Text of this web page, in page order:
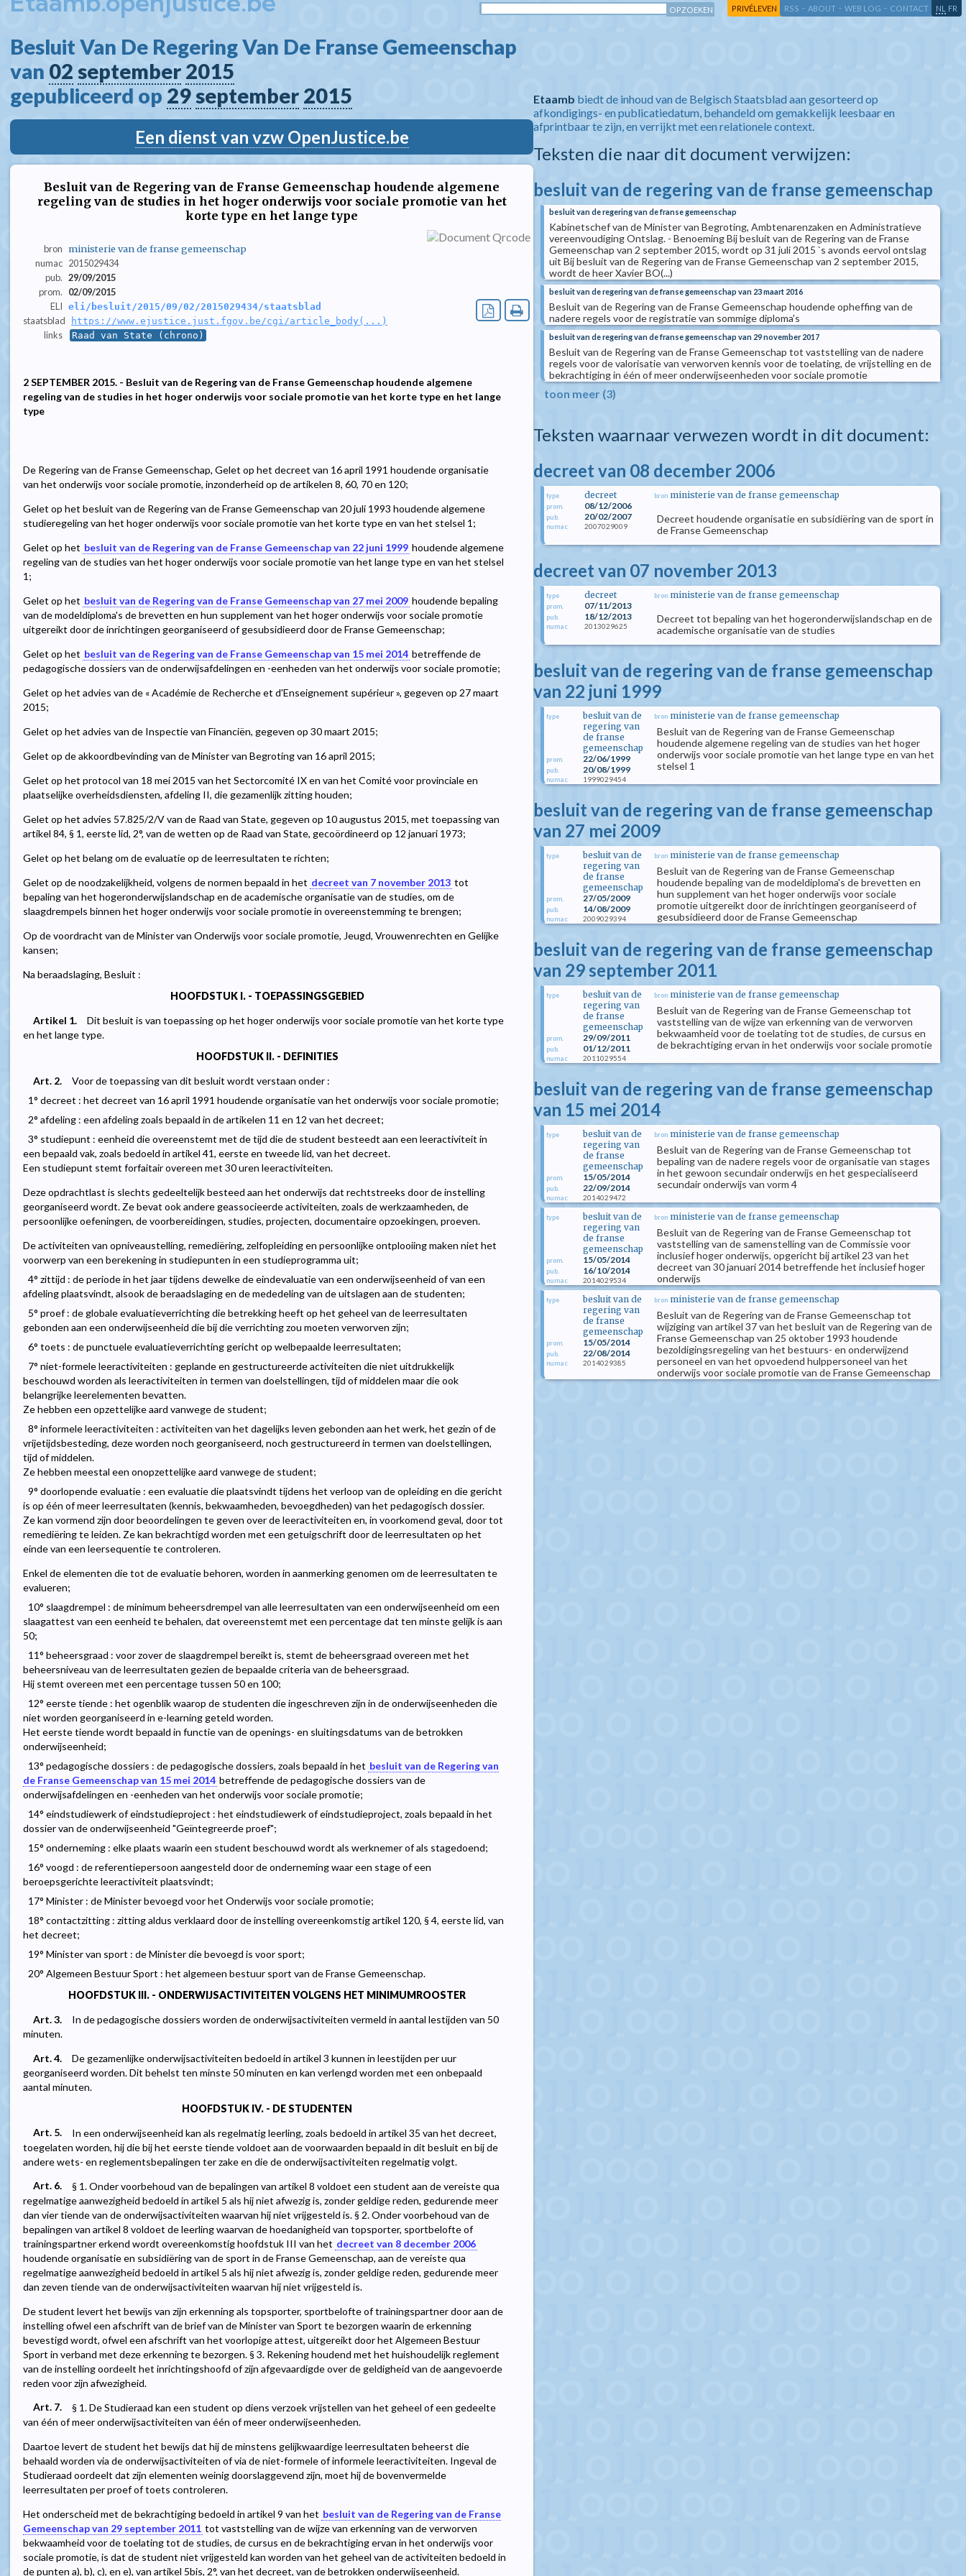
PRIVÉLEVEN RSS - ABOUT - WEB LOG - CONTACT NL FR
Besluit Van De Regering Van De Franse Gemeenschap
van 02 september 2015
gepubliceerd op 29september 2015
Een dienst van vzw OpenJustice.be
Besluit van de Regering van de Franse Gemeenschap houdende algemene
regeling van de studies in het hoger onderwijs voor sociale promotie van het
korte type en het lange type
bron ministerie van de franse gemeenschap
numac 2015029434
pub. 29/09/2015
prom.
02/09/2015
ELI eli/besluit/2015/09/02/2015029434/staatsblad
staatsblad https://www.ejustice.just.fgov.be/cgi/article_body(...)
links Raad van State (chrono)
2 SEPTEMBER 2015. - Besluit van de Regering van de Franse Gemeenschap houdende algemene
regeling van de studies in het hoger onderwijs voor sociale promotie van het korte type en het lange
type
De Regering van de Franse Gemeenschap, Gelet op het decreet van 16 april 1991 houdende organisatie
van het onderwijs voor sociale promotie, inzonderheid op de artikelen 8, 60, 70 en 120;
Gelet op het besluit van de Regering van de Franse Gemeenschap van 20 juli 1993 houdende algemene
studieregeling van het hoger onderwijs voor sociale promotie van het korte type en van het stelsel 1;
Gelet op het besluit van de Regering van de Franse Gemeenschap van 22 juni 1999 houdende algemene
regeling van de studies van het hoger onderwijs voor sociale promotie van het lange type en van het stelsel
1;
Gelet op het besluit van de Regering van de Franse Gemeenschap van 27 mei 2009 houdende bepaling
van de modeldiploma's de brevetten en hun supplement van het hoger onderwijs voor sociale promotie
uitgereikt door de inrichtingen georganiseerd of gesubsidieerd door de Franse Gemeenschap;
Gelet op het besluit van de Regering van de Franse Gemeenschap van 15 mei 2014 betreffende de
pedagogische dossiers van de onderwijsafdelingen en -eenheden van het onderwijs voor sociale promotie;
Gelet op het advies van de « Académie de Recherche et d'Enseignement supérieur », gegeven op 27 maart
2015;
Gelet op het advies van de Inspectie van Financiën, gegeven op 30 maart 2015;
Gelet op de akkoordbevinding van de Minister van Begroting van 16 april 2015;
Gelet op het protocol van 18 mei 2015 van het Sectorcomité IX en van het Comité voor provinciale en
plaatselijke overheidsdiensten, afdeling II, die gezamenlijk zitting houden;
Gelet op het advies 57.825/2/V van de Raad van State, gegeven op 10 augustus 2015, met toepassing van
artikel 84, § 1, eerste lid, 2°, van de wetten op de Raad van State, gecoördineerd op 12 januari 1973;
Gelet op het belang om de evaluatie op de leerresultaten te richten;
Gelet op de noodzakelijkheid, volgens de normen bepaald in het decreet van 7 november 2013 tot
bepaling van het hogeronderwijslandschap en de academische organisatie van de studies, om de
slaagdrempels binnen het hoger onderwijs voor sociale promotie in overeenstemming te brengen;
Op de voordracht van de Minister van Onderwijs voor sociale promotie, Jeugd, Vrouwenrechten en Gelijke
kansen;
Na beraadslaging, Besluit :
HOOFDSTUK I. - TOEPASSINGSGEBIED
Artikel 1.
Dit besluit is van toepassing op het hoger onderwijs voor sociale promotie van het korte type
en het lange type.
HOOFDSTUK II. - DEFINITIES
Art. 2.
Voor de toepassing van dit besluit wordt verstaan onder :
1° decreet : het decreet van 16 april 1991 houdende organisatie van het onderwijs voor sociale promotie;
2° afdeling : een afdeling zoals bepaald in de artikelen 11 en 12 van het decreet;
3° studiepunt : eenheid die overeenstemt met de tijd die de student besteedt aan een leeractiviteit in
een bepaald vak, zoals bedoeld in artikel 41, eerste en tweede lid, van het decreet.
Een studiepunt stemt forfaitair overeen met 30 uren leeractiviteiten.
Deze opdrachtlast is slechts gedeeltelijk besteed aan het onderwijs dat rechtstreeks door de instelling
georganiseerd wordt. Ze bevat ook andere geassocieerde activiteiten, zoals de werkzaamheden, de
persoonlijke oefeningen, de voorbereidingen, studies, projecten, documentaire opzoekingen, proeven.
De activiteiten van opniveaustelling, remediëring, zelfopleiding en persoonlijke ontplooiing maken niet het
voorwerp van een berekening in studiepunten in een studieprogramma uit;
4° zittijd : de periode in het jaar tijdens dewelke de eindevaluatie van een onderwijseenheid of van een
afdeling plaatsvindt, alsook de beraadslaging en de mededeling van de uitslagen aan de studenten;
5° proef : de globale evaluatieverrichting die betrekking heeft op het geheel van de leerresultaten
gebonden aan een onderwijseenheid die bij die verrichting zou moeten verworven zijn;
6° toets : de punctuele evaluatieverrichting gericht op welbepaalde leerresultaten;
7° niet-formele leeractiviteiten : geplande en gestructureerde activiteiten die niet uitdrukkelijk
beschouwd worden als leeractiviteiten in termen van doelstellingen, tijd of middelen maar die ook
belangrijke leerelementen bevatten.
Ze hebben een opzettelijke aard vanwege de student;
8° informele leeractiviteiten : activiteiten van het dagelijks leven gebonden aan het werk, het gezin of de
vrijetijdsbesteding, deze worden noch georganiseerd, noch gestructureerd in termen van doelstellingen,
tijd of middelen.
Ze hebben meestal een onopzettelijke aard vanwege de student;
9° doorlopende evaluatie : een evaluatie die plaatsvindt tijdens het verloop van de opleiding en die gericht
is op één of meer leerresultaten (kennis, bekwaamheden, bevoegdheden) van het pedagogisch dossier.
Ze kan vormend zijn door beoordelingen te geven over de leeractiviteiten en, in voorkomend geval, door tot
remediëring te leiden. Ze kan bekrachtigd worden met een getuigschrift door de leerresultaten op het
einde van een leersequentie te controleren.
Enkel de elementen die tot de evaluatie behoren, worden in aanmerking genomen om de leerresultaten te
evalueren;
10° slaagdrempel : de minimum beheersdrempel van alle leerresultaten van een onderwijseenheid om een
slaagattest van een eenheid te behalen, dat overeenstemt met een percentage dat ten minste gelijk is aan
50;
11° beheersgraad : voor zover de slaagdrempel bereikt is, stemt de beheersgraad overeen met het
beheersniveau van de leerresultaten gezien de bepaalde criteria van de beheersgraad.
Hij stemt overeen met een percentage tussen 50 en 100;
12° eerste tiende : het ogenblik waarop de studenten die ingeschreven zijn in de onderwijseenheden die
niet worden georganiseerd in e-learning geteld worden.
Het eerste tiende wordt bepaald in functie van de openings- en sluitingsdatums van de betrokken
onderwijseenheid;
13° pedagogische dossiers : de pedagogische dossiers, zoals bepaald in het besluit van de Regering van
de Franse Gemeenschap van 15 mei 2014 betreffende de pedagogische dossiers van de
onderwijsafdelingen en -eenheden van het onderwijs voor sociale promotie;
14° eindstudiewerk of eindstudieproject : het eindstudiewerk of eindstudieproject, zoals bepaald in het
dossier van de onderwijseenheid "Geïntegreerde proef";
15° onderneming : elke plaats waarin een student beschouwd wordt als werknemer of als stagedoend;
16° voogd : de referentiepersoon aangesteld door de onderneming waar een stage of een
beroepsgerichte leeractiviteit plaatsvindt;
17° Minister : de Minister bevoegd voor het Onderwijs voor sociale promotie;
18° contactzitting : zitting aldus verklaard door de instelling overeenkomstig artikel 120, § 4, eerste lid, van
het decreet;
19° Minister van sport : de Minister die bevoegd is voor sport;
20° Algemeen Bestuur Sport : het algemeen bestuur sport van de Franse Gemeenschap.
HOOFDSTUK III. - ONDERWIJSACTIVITEITEN VOLGENS HET MINIMUMROOSTER
Art. 3.
In de pedagogische dossiers worden de onderwijsactiviteiten vermeld in aantal lestijden van 50
minuten.
Art. 4.
De gezamenlijke onderwijsactiviteiten bedoeld in artikel 3 kunnen in leestijden per uur
georganiseerd worden. Dit behelst ten minste 50 minuten en kan verlengd worden met een onbepaald
aantal minuten.
HOOFDSTUK IV. - DE STUDENTEN
Art. 5.
In een onderwijseenheid kan als regelmatig leerling, zoals bedoeld in artikel 35 van het decreet,
toegelaten worden, hij die bij het eerste tiende voldoet aan de voorwaarden bepaald in dit besluit en bij de
andere wets- en reglementsbepalingen ter zake en die de onderwijsactiviteiten regelmatig volgt.
Art. 6.
§ 1. Onder voorbehoud van de bepalingen van artikel 8 voldoet een student aan de vereiste qua
regelmatige aanwezigheid bedoeld in artikel 5 als hij niet afwezig is, zonder geldige reden, gedurende meer
dan vier tiende van de onderwijsactiviteiten waarvan hij niet vrijgesteld is. § 2. Onder voorbehoud van de
bepalingen van artikel 8 voldoet de leerling waarvan de hoedanigheid van topsporter, sportbelofte of
trainingspartner erkend wordt overeenkomstig hoofdstuk III van het decreet van 8 december 2006
houdende organisatie en subsidiëring van de sport in de Franse Gemeenschap, aan de vereiste qua
regelmatige aanwezigheid bedoeld in artikel 5 als hij niet afwezig is, zonder geldige reden, gedurende meer
dan zeven tiende van de onderwijsactiviteiten waarvan hij niet vrijgesteld is.
De student levert het bewijs van zijn erkenning als topsporter, sportbelofte of trainingspartner door aan de
instelling ofwel een afschrift van de brief van de Minister van Sport te bezorgen waarin de erkenning
bevestigd wordt, ofwel een afschrift van het voorlopige attest, uitgereikt door het Algemeen Bestuur
Sport in verband met deze erkenning te bezorgen. § 3. Rekening houdend met het huishoudelijk reglement
van de instelling oordeelt het inrichtingshoofd of zijn afgevaardigde over de geldigheid van de aangevoerde
reden voor zijn afwezigheid.
Art. 7.
§ 1. De Studieraad kan een student op diens verzoek vrijstellen van het geheel of een gedeelte
van één of meer onderwijsactiviteiten van één of meer onderwijseenheden.
Daartoe levert de student het bewijs dat hij de minstens gelijkwaardige leerresultaten beheerst die
behaald worden via de onderwijsactiviteiten of via de niet-formele of informele leeractiviteiten. Ingeval de
Studieraad oordeelt dat zijn elementen weinig doorslaggevend zijn, moet hij de bovenvermelde
leerresultaten per proef of toets controleren.
Het onderscheid met de bekrachtiging bedoeld in artikel 9 van het besluit van de Regering van de Franse
Gemeenschap van 29 september 2011 tot vaststelling van de wijze van erkenning van de verworven
bekwaamheid voor de toelating tot de studies, de cursus en de bekrachtiging ervan in het onderwijs voor
sociale promotie, is dat de student niet vrijgesteld kan worden van het geheel van de activiteiten bedoeld in
de punten a), b), c), en e), van artikel 5bis, 2°, van het decreet, van de betrokken onderwijseenheid.
Etaamb biedt de inhoud van de Belgisch Staatsblad aan gesorteerd op
afkondigings- en publicatiedatum, behandeld om gemakkelijk leesbaar en
afprintbaar te zijn, en verrijkt met een relationele context.
Teksten die naar dit document verwijzen:
besluit van de regering van de franse gemeenschap
besluit van de regering van de franse gemeenschap
Kabinetschef van de Minister van Begroting, Ambtenarenzaken en Administratieve
vereenvoudiging Ontslag. - Benoeming Bij besluit van de Regering van de Franse
Gemeenschap van 2 september 2015, wordt op 31 juli 2015 `s avonds eervol ontslag
uit Bij besluit van de Regering van de Franse Gemeenschap van 2 september 2015,
wordt de heer Xavier BO(...)
besluit van de regering van de franse gemeenschap van 23 maart 2016
Besluit van de Regering van de Franse Gemeenschap houdende opheffing van de
nadere regels voor de registratie van sommige diploma's
besluit van de regering van de franse gemeenschap van 29 november 2017
Besluit van de Regering van de Franse Gemeenschap tot vaststelling van de nadere
regels voor de valorisatie van verworven kennis voor de toelating, de vrijstelling en de
bekrachtiging in één of meer onderwijseenheden voor sociale promotie
toon meer (3)
Teksten waarnaar verwezen wordt in dit document:
decreet van 08 december 2006
type decreet
prom. 08/12/2006
pub. 20/02/2007
numac 2007029009
bron ministerie van de franse gemeenschap
Decreet houdende organisatie en subsidiëring van de sport in
de Franse Gemeenschap
decreet van 07 november 2013
type decreet
prom. 07/11/2013
pub. 18/12/2013
numac 2013029625
bron ministerie van de franse gemeenschap
Decreet tot bepaling van het hogeronderwijslandschap en de
academische organisatie van de studies
besluit van de regering van de franse gemeenschap
van 22 juni 1999
type
besluit van de
regering van
de franse
gemeenschap
prom. 22/06/1999
pub. 20/08/1999
numac 1999029454
bron ministerie van de franse gemeenschap
Besluit van de Regering van de Franse Gemeenschap
houdende algemene regeling van de studies van het hoger
onderwijs voor sociale promotie van het lange type en van het
stelsel 1
besluit van de regering van de franse gemeenschap
van 27 mei 2009
type
besluit van de
regering van
de franse
gemeenschap
prom. 27/05/2009
pub. 14/08/2009
numac 2009029394
bron ministerie van de franse gemeenschap
Besluit van de Regering van de Franse Gemeenschap
houdende bepaling van de modeldiploma's de brevetten en
hun supplement van het hoger onderwijs voor sociale
promotie uitgereikt door de inrichtingen georganiseerd of
gesubsidieerd door de Franse Gemeenschap
besluit van de regering van de franse gemeenschap
van 29 september 2011
type
besluit van de
regering van
de franse
gemeenschap
prom. 29/09/2011
pub. 01/12/2011
numac 2011029554
bron ministerie van de franse gemeenschap
Besluit van de Regering van de Franse Gemeenschap tot
vaststelling van de wijze van erkenning van de verworven
bekwaamheid voor de toelating tot de studies, de cursus en
de bekrachtiging ervan in het onderwijs voor sociale promotie
besluit van de regering van de franse gemeenschap
van 15 mei 2014
type
besluit van de
regering van
de franse
gemeenschap
prom. 15/05/2014
pub. 22/09/2014
numac 2014029472
bron ministerie van de franse gemeenschap
Besluit van de Regering van de Franse Gemeenschap tot
bepaling van de nadere regels voor de organisatie van stages
in het gewoon secundair onderwijs en het gespecialiseerd
secundair onderwijs van vorm 4
type
besluit van de
regering van
de franse
gemeenschap
prom. 15/05/2014
pub. 16/10/2014
numac 2014029534
bron ministerie van de franse gemeenschap
Besluit van de Regering van de Franse Gemeenschap tot
vaststelling van de samenstelling van de Commissie voor
inclusief hoger onderwijs, opgericht bij artikel 23 van het
decreet van 30 januari 2014 betreffende het inclusief hoger
onderwijs
type
besluit van de
regering van
de franse
gemeenschap
prom. 15/05/2014
pub. 22/08/2014
numac 2014029385
bron ministerie van de franse gemeenschap
Besluit van de Regering van de Franse Gemeenschap tot
wijziging van artikel 37 van het besluit van de Regering van de
Franse Gemeenschap van 25 oktober 1993 houdende
bezoldigingsregeling van het bestuurs- en onderwijzend
personeel en van het opvoedend hulppersoneel van het
onderwijs voor sociale promotie van de Franse Gemeenschap